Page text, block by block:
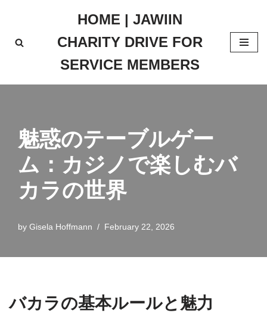
to
HOME | JAWIIN
CHARITY DRIVE FOR
SERVICE MEMBERS
魅惑のテーブルゲー
ム： カジノで楽しむバ
カラの世界
by Gisela Hoffmann February 22, 2026
バカラの基本ルールと魅力